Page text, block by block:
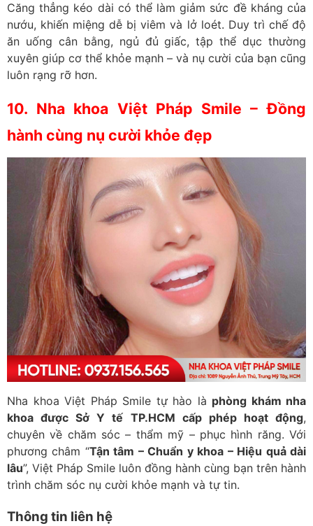
Căng thẳng kéo dài có thể làm giảm sức đề kháng của
nướu, khiến miệng dễ bị viêm và lở loét. Duy trì chế độ
ăn uống cân bằng, ngủ đủ giấc, tập thể dục thường
xuyên giúp cơ thể khỏe mạnh – và nụ cười của bạn cũng
luôn rạng rỡ hơn.
10. Nha khoa Việt Pháp Smile – Đồng
hành cùng nụ cười khỏe đẹp
Nha khoa Việt Pháp Smile tự hào là phòng khám nha
khoa được Sở Y tế TP.HCM cấp phép hoạt động,
chuyên về chăm sóc – thẩm mỹ – phục hình răng. Với
phương châm “Tận tâm – Chuẩn y khoa – Hiệu quả dài
lâu”, Việt Pháp Smile luôn đồng hành cùng bạn trên hành
trình chăm sóc nụ cười khỏe mạnh và tự tin.
Thông tin liên hệ